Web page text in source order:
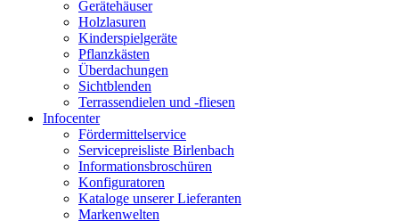
Gerätehäuser
Holzlasuren
Kinderspielgeräte
Pflanzkästen
Überdachungen
Sichtblenden
Terrassendielen und -fliesen
Infocenter
Fördermittelservice
Servicepreisliste Birlenbach
Informationsbroschüren
Konfiguratoren
Kataloge unserer Lieferanten
Markenwelten